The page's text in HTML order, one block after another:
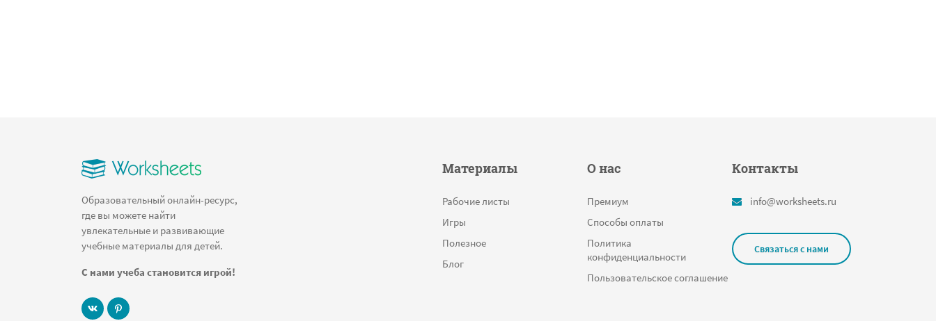
Образовательный онлайн-ресурс,
где вы можете найти
увлекательные и развивающие
учебные материалы для детей.
С нами учеба становится игрой!
Материалы
Рабочие листы
Игры
Полезное
Блог
О нас
Премиум
Способы оплаты
Политика
конфиденциальности
Пользовательское соглашение
Контакты
info@worksheets.ru
Связаться с нами